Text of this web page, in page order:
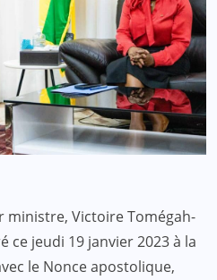
ministre, Victoire Tomégah-
ce jeudi 19 janvier 2023 à la
le Nonce apostolique,